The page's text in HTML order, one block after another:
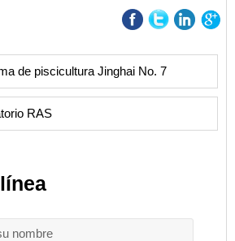
de piscicultura Jinghai No. 7
RAS